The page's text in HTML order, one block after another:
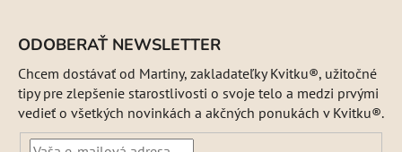
ODOBERAŤ NEWSLETTER
Chcem dostávať od Martiny, zakladateľky Kvitku®, užitočné
tipy pre zlepšenie starostlivosti o svoje telo a medzi prvými
vedieť o všetkých novinkách a akčných ponukách v Kvitku®.